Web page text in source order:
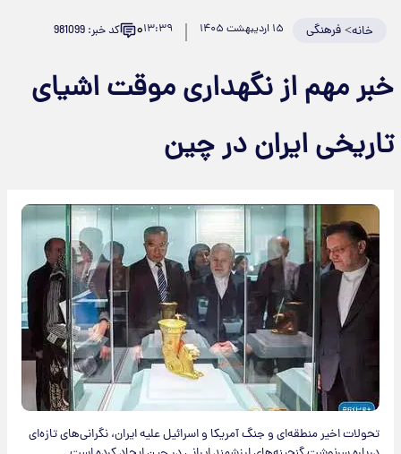
خانه>فرهنگی ۱۵ اردیبهشت ۱۴۰۵ ۱۳:۳۹۰ کد خبر: 981099
خبر مهم از نگهداری موقت اشیای
تاریخی ایران در چین
تحولات اخیر منطقه‌ای و جنگ آمریکا و اسرائیل علیه ایران، نگرانی‌های تازه‌ای